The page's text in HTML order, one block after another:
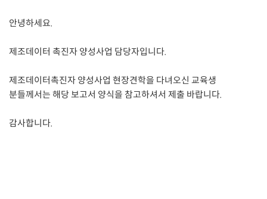
안녕하세요.
제조데이터 촉진자 양성사업 담당자입니다.
제조데이터촉진자 양성사업 현장견학을 다녀오신 교육생
분들께서는 해당 보고서 양식을 참고하셔서 제출 바랍니다.
감사합니다.